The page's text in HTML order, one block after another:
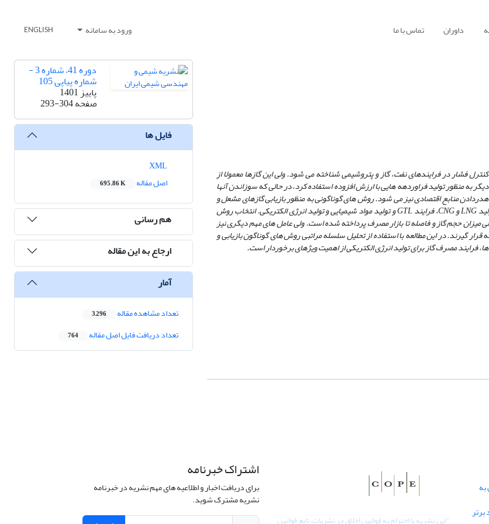
داوران تماس با ما ورود به سامانه ENGLISH
فشار در فرایندهای نفت، گاز و پتروشیمی شناخته می­شود. ولی این گازها معمولا از
به منظور تولید فراوردهههایی با ارزش افزوده استفاده کرد،در حالی که سوزاندن آنها
منابع اقتصادی نیز میشود. روشهای گوناگونی به منظور بازیابی گازهای مشعل و
LNGوCNG، فرایندGTLو تولید مواد شیمیایی و تولید انرژی الکتریکی. انتخاب روش
میزان حجم گاز و فاصله تا بازار مصرف پرداخته شده است. ولی عامل ­های مهم دیگری نیز
گیرند. در این مطالعه با استفاده از تحلیل سلسله مراتبی روش ­های گوناگون بازیابی و
ها، فرایند مصرف گاز برای تولید انرژی الکتریکی از اهمیت ویژهای برخوردار است.
دوره 41، شماره 3 -
شماره پیاپی 105
پاییز 1401
صفحه293-304
فایل ها
اصل مقاله
695.86 K
هم رسانی
ارجاع به این مقاله
آمار
تعداد مشاهده مقاله 3,296
تعداد دریافت فایل اصل مقاله 764
برتر
"این نشریه با احترام به قوانین اخلاق در نشریات، تابع قوانین
اشتراک خبرنامه
برای دریافت اخبار و اطلاعیه های مهم نشریه در خبرنامه
نشریه مشترک شوید.